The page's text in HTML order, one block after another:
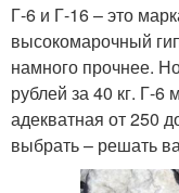
Г-6 и Г-16 – это
высокомарочный
намного прочнее.
рублей за 40 кг. Г-
адекватная от 250
выбрать – решать